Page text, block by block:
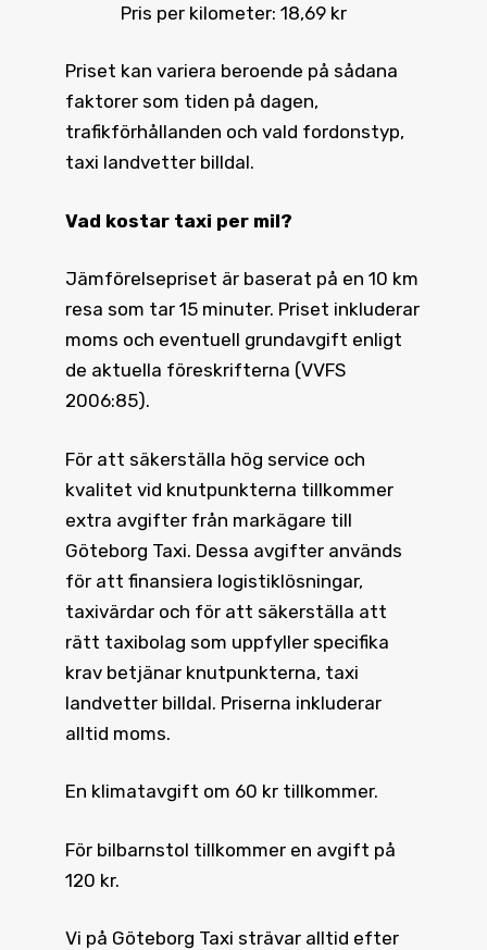
Pris per kilometer: 18,69 kr
Priset kan variera beroende på sådana
faktorer som tiden på dagen,
trafikförhållanden och vald fordonstyp,
taxi landvetter billdal.
Vad kostar taxi per mil?
Jämförelsepriset är baserat på en 10 km
resa som tar 15 minuter. Priset inkluderar
moms och eventuell grundavgift enligt
de aktuella föreskrifterna (VVFS
2006:85).
För att säkerställa hög service och
kvalitet vid knutpunkterna tillkommer
extra avgifter från markägare till
Göteborg Taxi. Dessa avgifter används
för att finansiera logistiklösningar,
taxivärdar och för att säkerställa att
rätt taxibolag som uppfyller specifika
krav betjänar knutpunkterna, taxi
landvetter billdal. Priserna inkluderar
alltid moms.
En klimatavgift om 60 kr tillkommer.
För bilbarnstol tillkommer en avgift på
120 kr.
Vi på Göteborg Taxi strävar alltid efter